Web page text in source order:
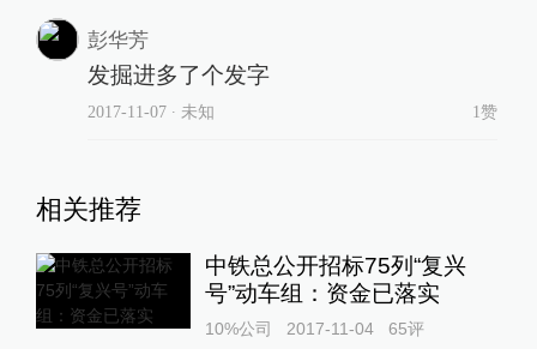
彭华芳
发掘进多了个发字
2017-11-07∙ 未知 1赞
相关推荐
中铁总公开招标75列“复兴
号”动车组：资金已落实
10%公司 2017-11-04 65评